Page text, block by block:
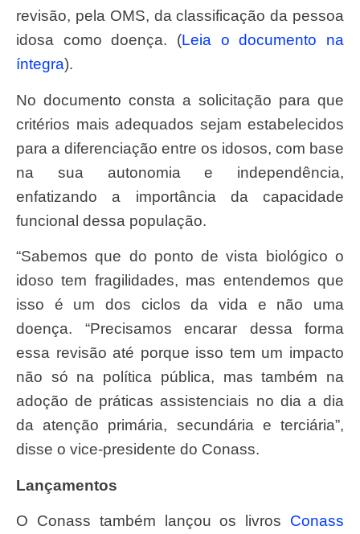
revisão, pela OMS, da classificação da pessoa
idosa como doença. (Leia o documento na
íntegra).
No documento consta a solicitação para que
critérios mais adequados sejam estabelecidos
para a diferenciação entre os idosos, com base
na sua autonomia e independência,
enfatizando a importância da capacidade
funcional dessa população.
“Sabemos que do ponto de vista biológico o
idoso tem fragilidades, mas entendemos que
isso é um dos ciclos da vida e não uma
doença. “Precisamos encarar dessa forma
essa revisão até porque isso tem um impacto
não só na política pública, mas também na
adoção de práticas assistenciais no dia a dia
da atenção primária, secundária e terciária”,
disse o vice-presidente do Conass.
Lançamentos
O Conass também lançou os livros Conass